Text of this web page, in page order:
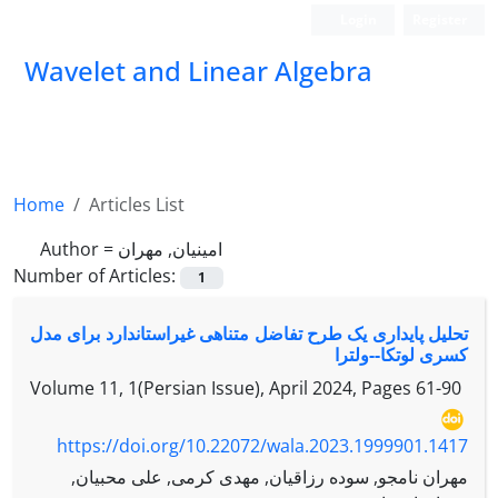
Wavelet and Linear Algebra
Home
Articles List
Author = امینیان, مهران
Number of Articles:
1
تحلیل پایداری یک طرح تفاضل متناهی غیراستاندارد برای مدل
کسری لوتکا--ولترا
Volume 11, 1(Persian Issue), April 2024, Pages 61-90
https://doi.org/10.22072/wala.2023.1999901.1417
مهران نامجو, سوده رزاقیان, مهدی کرمی, علی محبیان,